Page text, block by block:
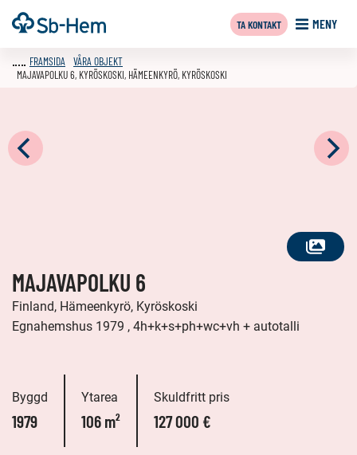
Till
innehållet
Framsida MENY
TA KONTAKT
SE
FRAMSIDA VÅRA OBJEKT
MAJAVAPOLKU 6, KYRÖSKOSKI, HÄMEENKYRÖ, KYRÖSKOSKI
MAJAVAPOLKU 6
Finland, Hämeenkyrö, Kyröskoski
Egnahemshus 1979 , 4h+k+s+ph+wc+vh + autotalli
Byggd
1979
Ytarea
106 m²
Skuldfritt pris
127 000 €